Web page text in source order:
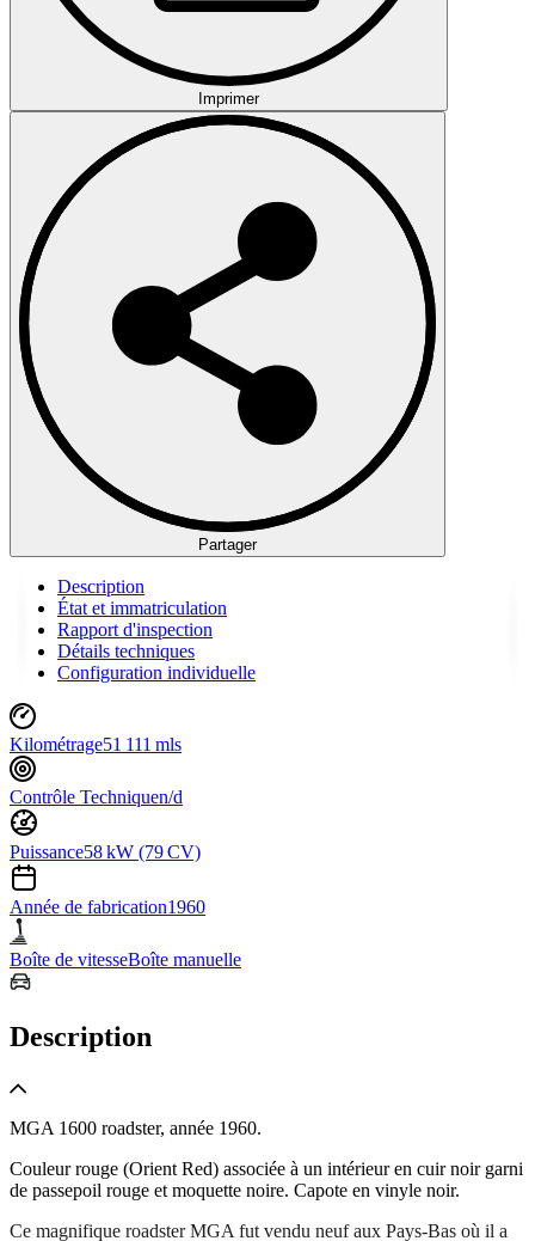
Imprimer
Partager
Description
État et immatriculation
Rapport d'inspection
Détails techniques
Configuration individuelle
Kilométrage51 111 mls
Contrôle Techniquen/d
Puissance58 kW (79 CV)
Année de fabrication1960
Boîte de vitesseBoîte manuelle
Description
MGA 1600 roadster, année 1960.
Couleur rouge (Orient Red) associée à un intérieur en cuir noir garni
de passepoil rouge et moquette noire. Capote en vinyle noir.
Ce magnifique roadster MGA fut vendu neuf aux Pays-Bas où il a